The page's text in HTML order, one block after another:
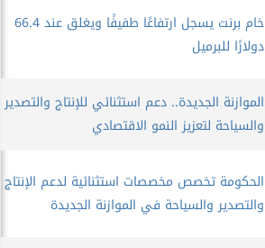
خام برنت يسجل ارتفاعًا طفيفًا ويغلق عند 66.4
دولارًا للبرميل
الموازنة الجديدة.. دعم استثنائي للإنتاج والتصدير
والسياحة لتعزيز النمو الاقتصادي
الحكومة تخصص مخصصات استثنائية لدعم الإنتاج
والتصدير والسياحة في الموازنة الجديدة